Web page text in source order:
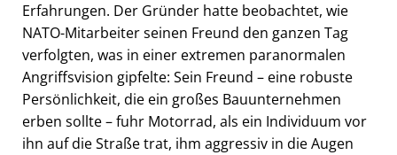
Erfahrungen. Der Gründer hatte beobachtet, wie
NATO-Mitarbeiter seinen Freund den ganzen Tag
verfolgten, was in einer extremen paranormalen
Angriffsvision gipfelte: Sein Freund – eine robuste
Persönlichkeit, die ein großes Bauunternehmen
erben sollte – fuhr Motorrad, als ein Individuum vor
ihn auf die Straße trat, ihm aggressiv in die Augen